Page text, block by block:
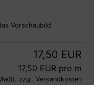
Vorschaubild
17,50 EUR
17,50 EUR pro m
zzgl. Versandkosten